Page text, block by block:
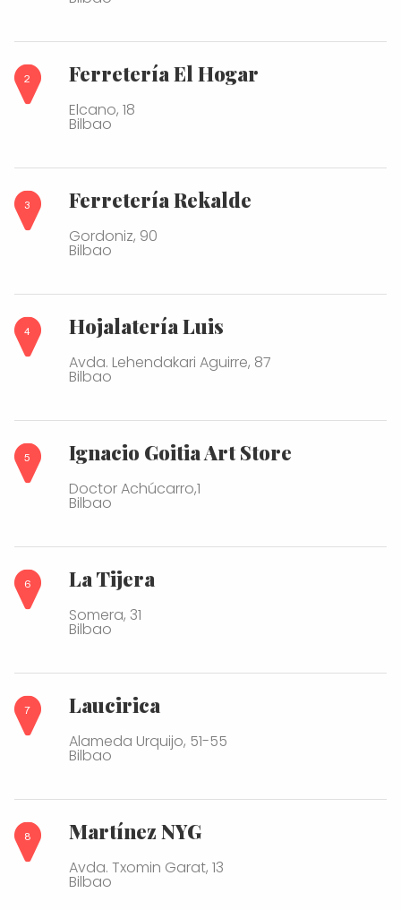
Ferretería El Hogar
Elcano, 18
Bilbao
Ferretería Rekalde
Gordoniz, 90
Bilbao
Hojalatería Luis
Avda. Lehendakari Aguirre, 87
Bilbao
Ignacio Goitia Art Store
Doctor Achúcarro,1
Bilbao
La Tijera
Somera, 31
Bilbao
Laucirica
Alameda Urquijo, 51-55
Bilbao
Martínez NYG
Avda. Txomin Garat, 13
Bilbao